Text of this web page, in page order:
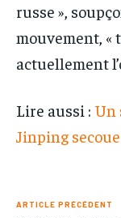
russe »,
mouvement, «
actuellement
Lire aussi : Un
Jinping
ARTICLE PRÉCÉDENT